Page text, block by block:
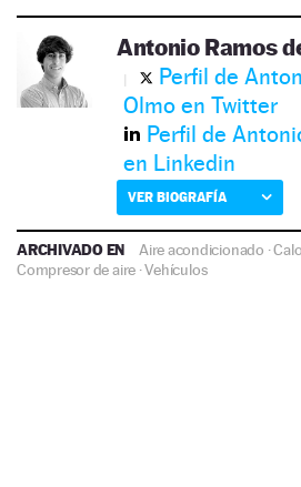
Antonio Ramos
Perfil de
Olmo en Twitter
Perfil de
en Linkedin
VER BIOGRAFÍA
ARCHIVADO EN Aire acondicionado ·
Compresor de aire ·Vehículos